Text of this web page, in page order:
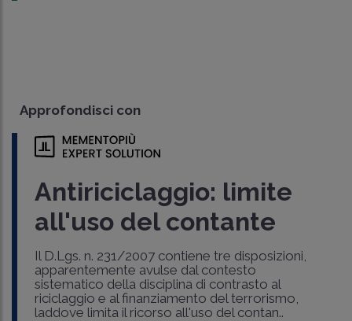
Approfondisci con
Antiriciclaggio: limite
all'uso del contante
Il D.Lgs. n. 231/2007 contiene tre disposizioni,
apparentemente avulse dal contesto
sistematico della disciplina di contrasto al
riciclaggio e al finanziamento del terrorismo,
laddove limita il ricorso all'uso del contan..